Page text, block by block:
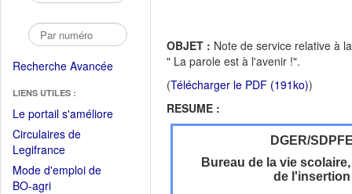
Recherche Avancée
LIENS UTILES :
Le portail s'améliore(Fichier
Circulaires de
Legifrance(Ouvrir
dans
une
Mode d'emploi de
BO-agri(Ouvrir
OBJET : Note de service relative à
" La parole est à l'avenir !".
(Télécharger le PDF (191ko))
RESUME :
DGER/
Bureau de la vie
de l'insertion